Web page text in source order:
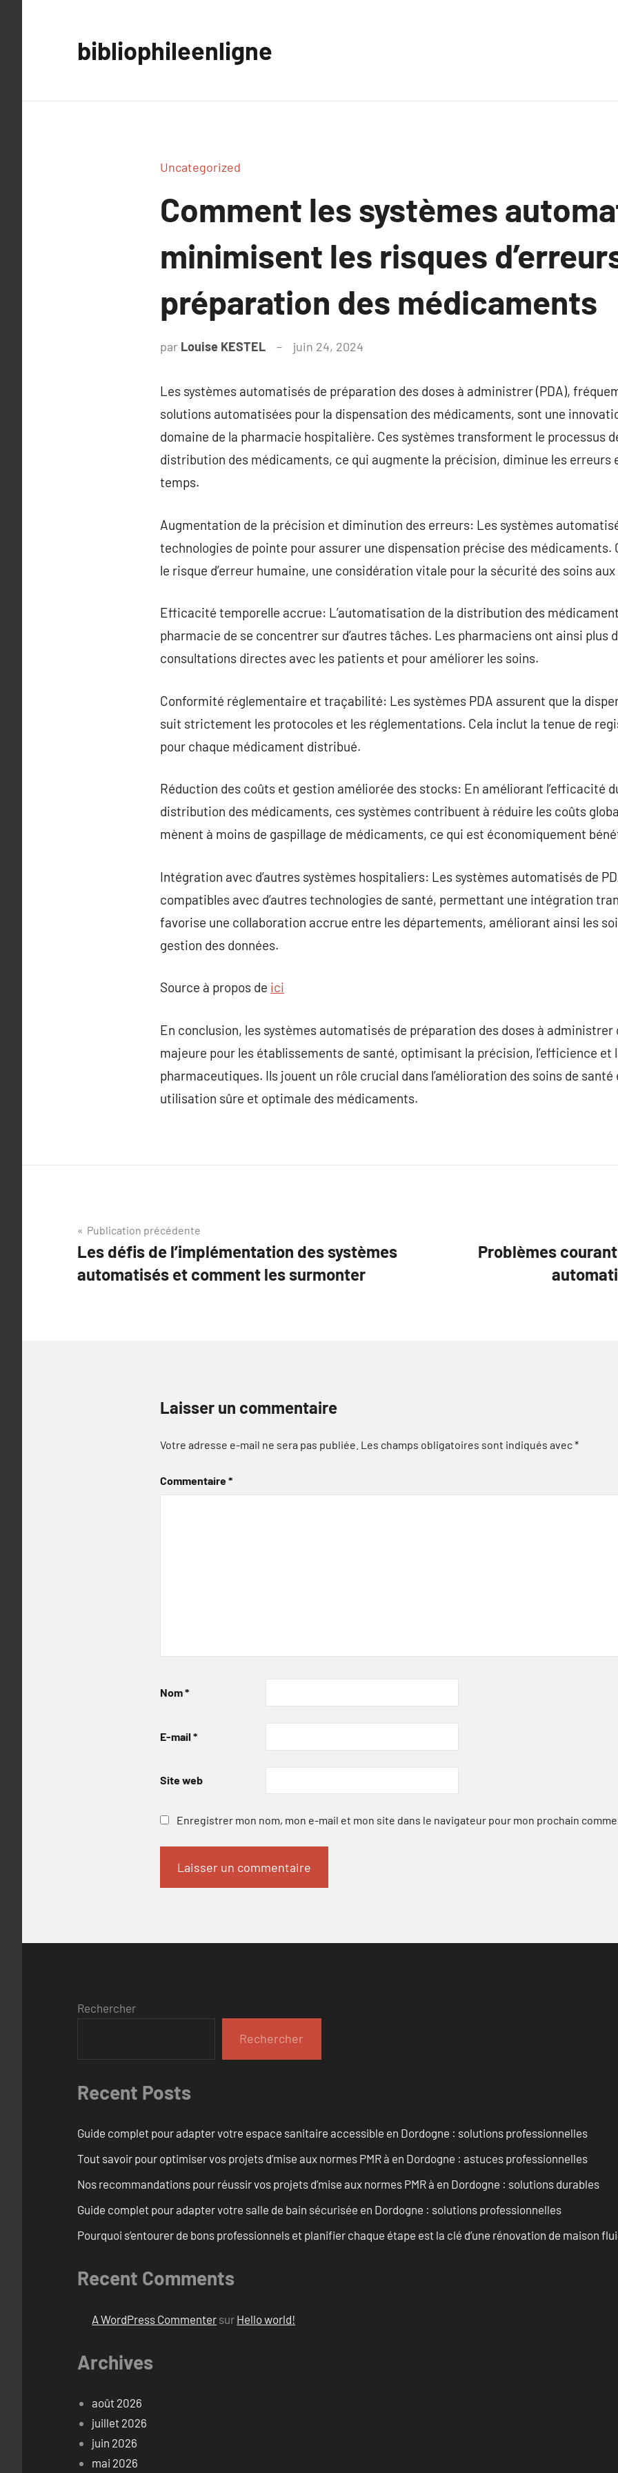
bibliophileenligne
Uncategorized
Comment les systèmes
minimisent les risques
préparation des médicaments
par Louise KESTEL juin 24, 2024
Les systèmes automatisés de préparation des doses à administrer (PDA),
solutions automatisées pour la dispensation des médicaments, sont une
domaine de la pharmacie hospitalière. Ces systèmes transforment le processus
distribution des médicaments, ce qui augmente la précision, diminue les erreurs
temps.
Augmentation de la précision et diminution des erreurs: Les systèmes
technologies de pointe pour assurer une dispensation précise des médicaments.
le risque d’erreur humaine, une considération vitale pour la sécurité des soins
Efficacité temporelle accrue: L’automatisation de la distribution des
pharmacie de se concentrer sur d’autres tâches. Les pharmaciens ont ainsi plus
consultations directes avec les patients et pour améliorer les soins.
Conformité réglementaire et traçabilité: Les systèmes PDA assurent que la
suit strictement les protocoles et les réglementations. Cela inclut la tenue de
pour chaque médicament distribué.
Réduction des coûts et gestion améliorée des stocks: En améliorant l’efficacité
distribution des médicaments, ces systèmes contribuent à réduire les coûts
mènent à moins de gaspillage de médicaments, ce qui est économiquement
Intégration avec d’autres systèmes hospitaliers: Les systèmes automatisés de
compatibles avec d’autres technologies de santé, permettant une intégration
favorise une collaboration accrue entre les départements, améliorant ainsi les
gestion des données.
Source à propos de ici
En conclusion, les systèmes automatisés de préparation des doses à
majeure pour les établissements de santé, optimisant la précision, l’efficience et
pharmaceutiques. Ils jouent un rôle crucial dans l’amélioration des soins de
utilisation sûre et optimale des médicaments.
Navigation
de
l’article
Publication précédente
Les défis de l’implémentation des systèmes
automatisés et comment les surmonter
Problèmes
Laisser un commentaire
Votre adresse e-mail ne sera pas publiée. Les champs obligatoires sont indiqués avec*
Commentaire*
Nom*
E-mail *
Site web
Enregistrer mon nom, mon e-mail et mon site dans le navigateur pour mon prochain
Rechercher
Rechercher
Recent Posts
Guide complet pour adapter votre espace sanitaire accessible en Dordogne : solutions professionnelles
Tout savoir pour optimiser vos projets d’mise aux normes PMR à en Dordogne : astuces professionnelles
Nos recommandations pour réussir vos projets d’mise aux normes PMR à en Dordogne : solutions durables
Guide complet pour adapter votre salle de bain sécurisée en Dordogne : solutions professionnelles
Pourquoi s’entourer de bons professionnels et planifier chaque étape est la clé d’une rénovation de maison
Recent Comments
A WordPress Commenter sur Hello world!
Archives
août 2026
juillet 2026
juin 2026
mai 2026